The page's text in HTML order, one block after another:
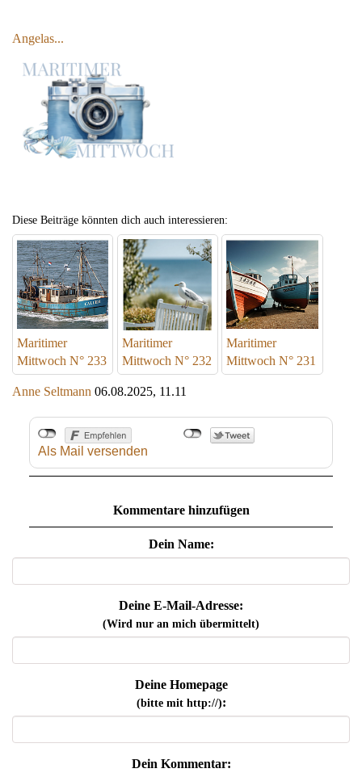
Angelas...
Diese Beiträge könnten dich auch interessieren:
Maritimer
Mittwoch N° 233
Maritimer
Mittwoch N° 232
Maritimer
Mittwoch N° 231
Anne Seltmann 06.08.2025, 11.11
Als Mail versenden
Kommentare hinzufügen
Dein Name:
Deine E-Mail-Adresse:
(Wird nur an mich übermittelt)
Deine Homepage
(bitte mit http://):
Dein Kommentar: